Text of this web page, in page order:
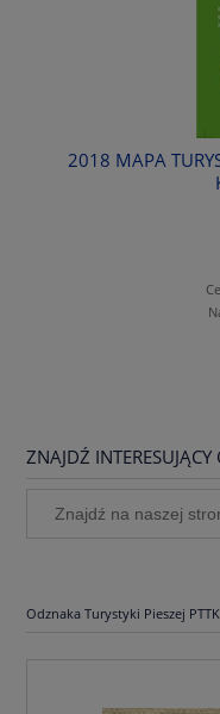
2018 MAPA
ZNAJDŹ
Odznaka Turystyki Pieszej PTTK